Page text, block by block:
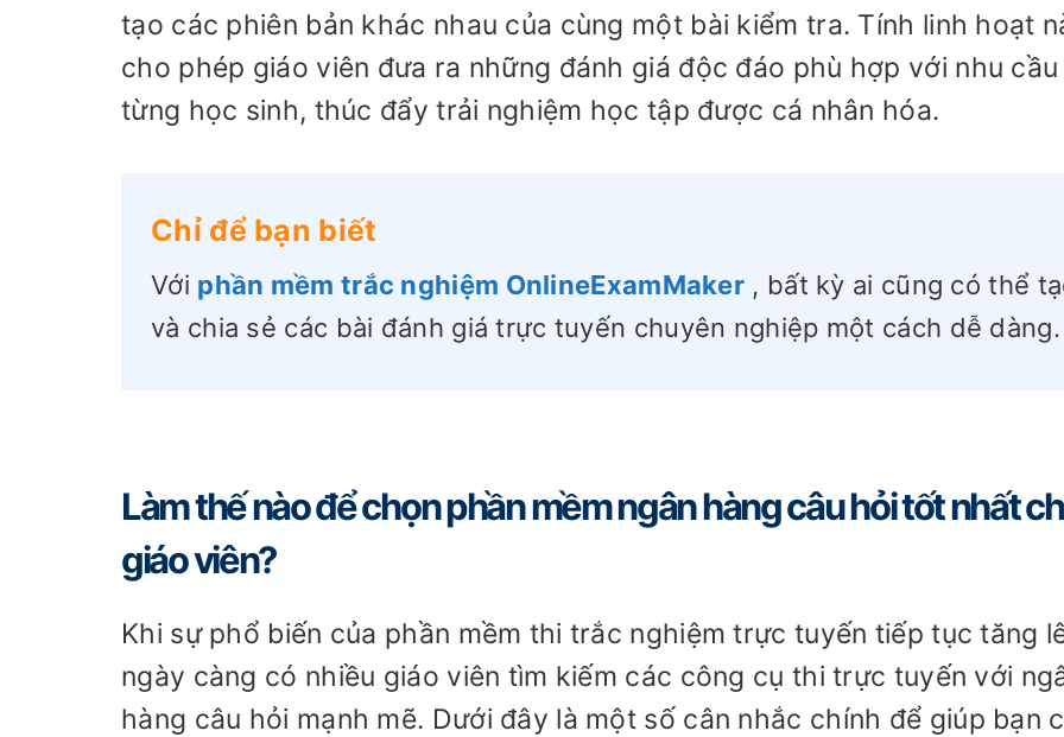
tạo các phiên bản khác nhau của cùng một bài kiểm tra. Tính linh hoạt
cho phép giáo viên đưa ra những đánh giá độc đáo phù hợp với nhu cầu
từng học sinh, thúc đẩy trải nghiệm học tập được cá nhân hóa.
Chỉ để bạn biết
Với phần mềm trắc nghiệm OnlineExamMaker , bất kỳ ai cũng có thể
và chia sẻ các bài đánh giá trực tuyến chuyên nghiệp một cách dễ dàng.
Làm thế nào để chọn phần mềm ngân hàng câu hỏi tốt nhất
giáo viên?
Khi sự phổ biến của phần mềm thi trắc nghiệm trực tuyến tiếp tục tăng
ngày càng có nhiều giáo viên tìm kiếm các công cụ thi trực tuyến với
hàng câu hỏi mạnh mẽ. Dưới đây là một số cân nhắc chính để giúp bạn